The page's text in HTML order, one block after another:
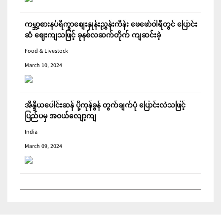
ကမ္ဘာ့စားနပ်ရိက္ခာစျေးနှုန်းညွှန်းကိန်း ဖေဖော်ဝါရီတွင် ပြောင်း
ဆံ ဈေးကျသဖြင့် ခုနစ်လဆက်တိုက် ကျဆင်းခဲ့
Food & Livestock
March 10, 2024
အိန္ဒိယပေါင်းဆန် ပို့ကုန်ခွန် တွက်ချက်ပုံ ပြောင်းလဲသဖြင့်
ပြည်ပမှ အဝယ်လျော့ကျ
India
March 09, 2024